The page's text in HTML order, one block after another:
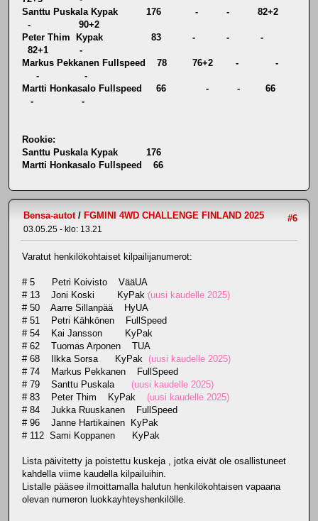
Santtu Puskala Kypak 176 - - 82+2
- 90+2
Peter Thim Kypak 83 - - -
82+1 -
Markus Pekkanen Fullspeed 78 76+2 - -
- -
Martti Honkasalo Fullspeed 66 - - 66
- -
Rookie:
Santtu Puskala Kypak 176
Martti Honkasalo Fullspeed 66
#6
Bensa-autot/ FGMINI 4WD CHALLENGE FINLAND 2025
03.05.25 - klo: 13.21
Varatut henkilökohtaiset kilpailijanumerot:
# 5 Petri Koivisto VääUA
# 13 Joni Koski KyPak (uusi kaudelle 2025)
# 50 Aarre Sillanpää HyUA
# 51 Petri Kähkönen FullSpeed
# 54 Kai Jansson KyPak
# 62 Tuomas Arponen TUA
# 68 Ilkka Sorsa KyPak (uusi kaudelle 2025)
# 74 Markus Pekkanen FullSpeed
# 79 Santtu Puskala (uusi kaudelle 2025)
# 83 Peter Thim KyPak (uusi kaudelle 2025)
# 84 Jukka Ruuskanen FullSpeed
# 96 Janne Hartikainen KyPak
# 112 Sami Koppanen KyPak
Lista päivitetty ja poistettu kuskeja , jotka eivät ole osallistuneet
kahdella viime kaudella kilpailuihin.
Listalle pääsee ilmoittamalla halutun henkilökohtaisen vapaana
olevan numeron luokkayhteyshenkilölle.